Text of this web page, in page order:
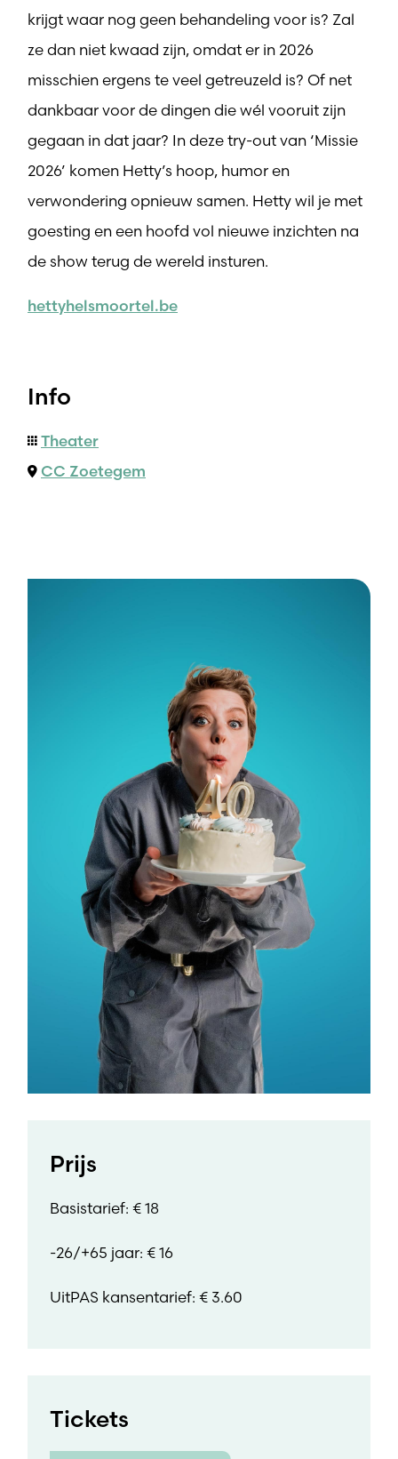
krijgt waar nog geen behandeling voor is? Zal
ze dan niet kwaad zijn, omdat er in 2026
misschien ergens te veel getreuzeld is? Of net
dankbaar voor de dingen die wél vooruit zijn
gegaan in dat jaar? In deze try-out van ‘Missie
2026’ komen Hetty’s hoop, humor en
verwondering opnieuw samen. Hetty wil je met
goesting en een hoofd vol nieuwe inzichten na
de show terug de wereld insturen.
hettyhelsmoortel.be
Info
Theater
CC Zoetegem
Prijs
Basistarief: € 18
-26/+65 jaar: € 16
UitPAS kansentarief: € 3.60
Tickets